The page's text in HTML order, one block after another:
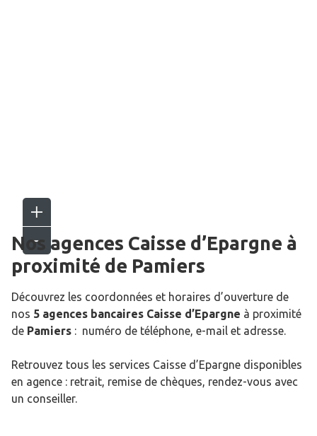
Nos agences Caisse d’Epargne à
proximité de Pamiers
Découvrez les coordonnées et horaires d’ouverture de
nos 5 agences bancaires Caisse d’Epargne à proximité
de Pamiers : numéro de téléphone, e-mail et adresse.
Retrouvez tous les services Caisse d’Epargne disponibles
en agence : retrait, remise de chèques, rendez-vous avec
un conseiller.